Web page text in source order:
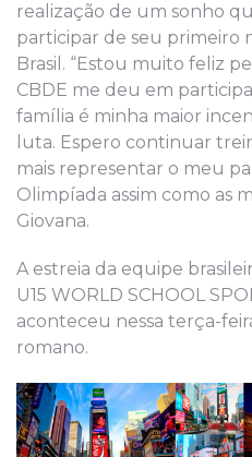
realização de um sonho
participar de seu primeiro
Brasil. “Estou muito feliz
CBDE me deu em
família é minha maior
luta. Espero continuar
mais representar o meu
Olimpíada assim como as
Giovana.
A estreia da equipe
U15 WORLD SCHOOL
aconteceu nessa terça-
romano.